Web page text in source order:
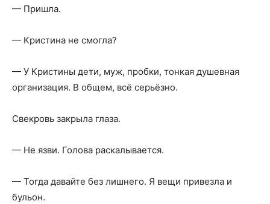
— Пришла.
— Кристина не смогла?
— У Кристины дети, муж, пробки, тонкая душевная
организация. В общем, всё серьёзно.
Свекровь закрыла глаза.
— Не язви. Голова раскалывается.
— Тогда давайте без лишнего. Я вещи привезла и
бульон.